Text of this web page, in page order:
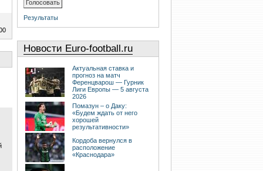
Результаты
Новости Euro-football.ru
Актуальная ставка и
прогноз на матч
Ференцварош — Гурник
Лиги Европы — 5 августа
2026
Помазун – о Даку:
«Будем ждать от него
хорошей
результативности»
Кордоба вернулся в
расположение
«Краснодара»